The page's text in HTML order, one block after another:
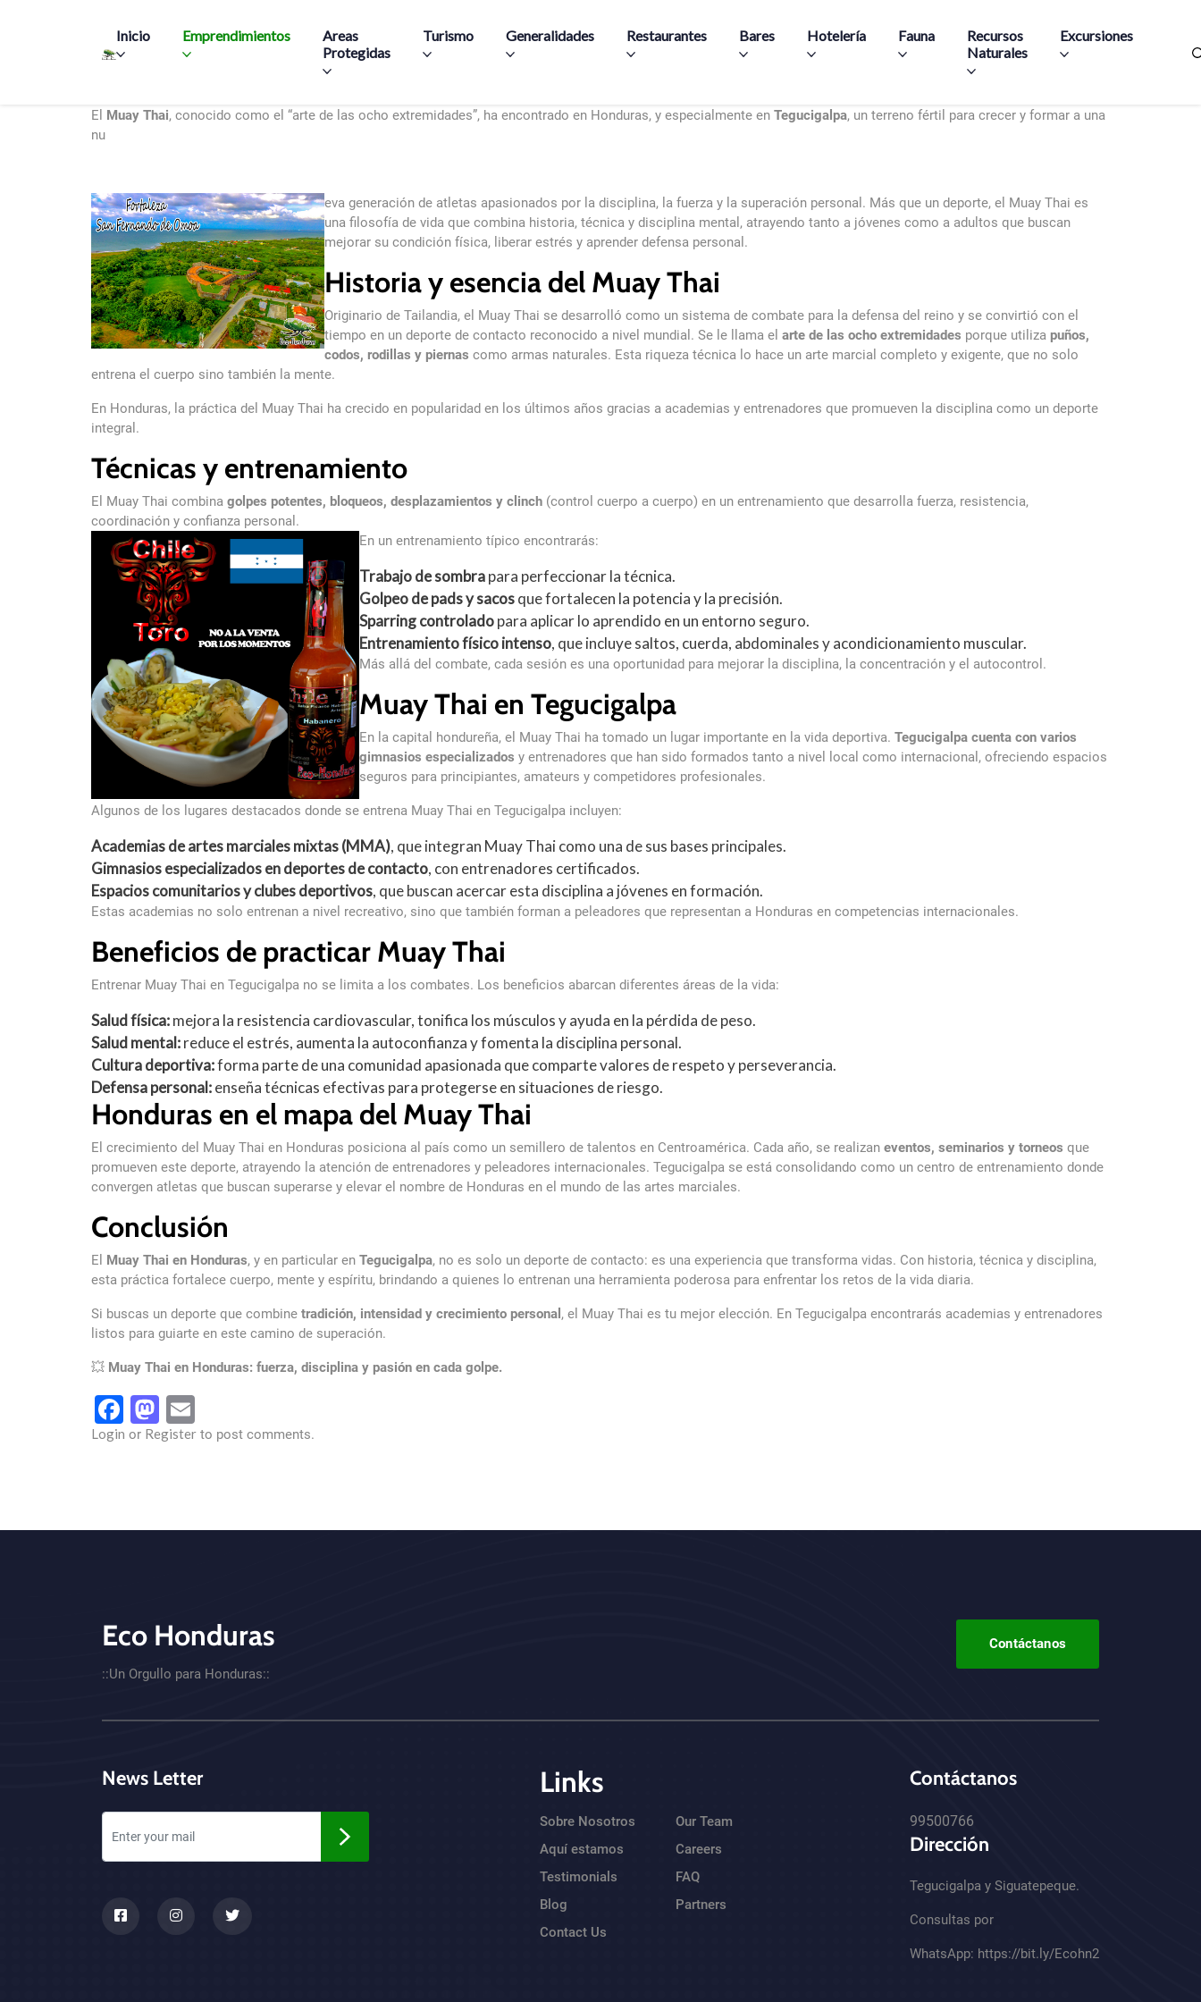
Inicio Emprendimientos
Areas
Protegidas
Turismo Generalidades Restaurantes Bares Hotelería Fauna
Recursos
Naturales
Excursiones
El Muay Thai, conocido como el “arte de las ocho extremidades”, ha encontrado en Honduras, y especialmente en Tegucigalpa, un terreno fértil para crecer y formar a una
nu
eva generación de atletas apasionados por la disciplina, la fuerza y lasuperación personal. Más que un deporte, el Muay Thai es
una filosofía de vida que combina historia, técnica y disciplina mental, atrayendo tanto a jóvenes como a adultos que buscan
mejorar su condición física, liberar estrés y aprender defensa personal.
Historia y esencia del Muay Thai
Originario de Tailandia, el Muay Thai se desarrolló como un sistema de combate para la defensa del reino y se convirtió con el
tiempo en un deporte de contacto reconocido a nivel mundial. Se le llama el arte de las ocho extremidades porque utiliza puños,
codos, rodillas y piernas como armas naturales. Esta riqueza técnica lo hace un arte marcial completo y exigente, que no solo
entrena el cuerpo sino también la mente.
En Honduras, la práctica del Muay Thai ha crecido en popularidad en los últimos años gracias a academias y entrenadores que promueven la disciplina como un deporte
integral.
Técnicas y entrenamiento
El Muay Thai combina golpes potentes, bloqueos, desplazamientos y clinch (control cuerpo a cuerpo) en un entrenamiento que desarrolla fuerza, resistencia,
coordinación y confianza personal.
En un entrenamiento típico encontrarás:
Trabajo de sombrapara perfeccionar la técnica.
Golpeo de pads y sacosque fortalecen la potencia y la precisión.
Sparring controladopara aplicar lo aprendido en un entorno seguro.
Entrenamiento físico intenso, que incluye saltos, cuerda, abdominales y acondicionamiento muscular.
Más allá del combate, cada sesión es una oportunidad para mejorar la disciplina, la concentración y el autocontrol.
Muay Thai en Tegucigalpa
En la capital hondureña, el Muay Thai ha tomado un lugar importante en la vida deportiva. Tegucigalpa cuenta con varios
gimnasios especializados y entrenadores que han sido formados tanto a nivel local como internacional, ofreciendo espacios
seguros para principiantes, amateurs y competidores profesionales.
Algunos de los lugares destacados donde se entrena Muay Thai en Tegucigalpa incluyen:
Academias de artes marciales mixtas (MMA), que integran Muay Thai como una de sus bases principales.
Gimnasios especializados en deportes de contacto, con entrenadores certificados.
Espacios comunitarios y clubes deportivos, que buscan acercar esta disciplina a jóvenes en formación.
Estas academias no solo entrenan a nivel recreativo, sino que también forman a peleadores que representan a Honduras en competencias internacionales.
Beneficios de practicar Muay Thai
Entrenar Muay Thai en Tegucigalpa no se limita a los combates. Los beneficios abarcan diferentes áreas de la vida:
Salud física:mejora la resistencia cardiovascular, tonifica los músculos y ayuda en la pérdida de peso.
Salud mental:reduce el estrés, aumenta la autoconfianza y fomenta la disciplina personal.
Cultura deportiva:forma parte de una comunidad apasionada que comparte valores de respeto y perseverancia.
Defensa personal:enseña técnicas efectivas para protegerse en situaciones de riesgo.
Honduras en el mapa del Muay Thai
El crecimiento del Muay Thai en Honduras posiciona al país como un semillero de talentos en Centroamérica. Cada año, se realizan eventos, seminarios y torneos que
promueven este deporte, atrayendo la atención de entrenadores y peleadores internacionales. Tegucigalpa se está consolidando como un centro de entrenamiento donde
convergen atletas que buscan superarse y elevar el nombre de Honduras en el mundo de las artes marciales.
Conclusión
El Muay Thai en Honduras, y en particular en Tegucigalpa, no es solo un deporte de contacto: es una experiencia que transforma vidas. Con historia, técnica y disciplina,
esta práctica fortalece cuerpo, mente y espíritu, brindando a quienes lo entrenan una herramienta poderosa para enfrentar los retos de la vida diaria.
Si buscas un deporte que combine tradición, intensidad y crecimiento personal , el Muay Thai es tu mejor elección. En Tegucigalpa encontrarás academias y entrenadores
listos para guiarte en este camino de superación.
💥 Muay Thai en Honduras: fuerza, disciplina y pasión en cada golpe.
Facebook
Mastodon
Login or Register to post comments.
CTA - Footer
Eco Honduras
::Un Orgullo para Honduras::
Contáctanos
News Letter Links
Sobre Nosotros
Aquí estamos
Testimonials
Blog
Contact Us
Our Team
Careers
FAQ
Partners
Contáctanos
99500766
Dirección
Tegucigalpa y Siguatepeque.
Consultas por
WhatsApp: https://bit.ly/Ecohn2